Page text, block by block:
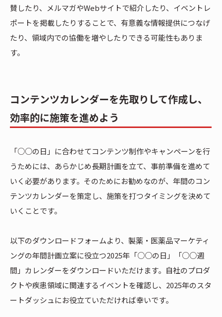
賛したり、メルマガやWebサイトで紹介したり、イベントレ
ポートを掲載したりすることで、有意義な情報提供につなげ
たり、領域内での協働を増やしたりできる可能性もありま
す。
コンテンツカレンダーを先取りして作成し、
効率的に施策を進めよう
「○○の日」に合わせてコンテンツ制作やキャンペーンを行
うためには、あらかじめ長期計画を立て、事前準備を進めて
いく必要があります。そのためにお勧めなのが、年間のコン
テンツカレンダーを策定し、施策を打つタイミングを決めて
いくことです。
以下のダウンロードフォームより、製薬・医薬品マーケティ
ングの年間計画立案に役立つ2025年「○○の日」「○○週
間」カレンダーをダウンロードいただけます。自社のプロダ
クトや疾患領域に関連するイベントを確認し、2025年のスタ
ートダッシュにお役立ていただければ幸いです。